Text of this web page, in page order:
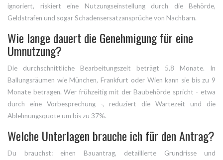
ignoriert, riskiert eine Nutzungseinstellung durch die Behörde,
Geldstrafen und sogar Schadensersatzansprüche von Nachbarn.
Wie lange dauert die Genehmigung für eine
Umnutzung?
Die durchschnittliche Bearbeitungszeit beträgt 5,8 Monate. In
Ballungsräumen wie München, Frankfurt oder Wien kann sie bis zu 9
Monate betragen. Wer frühzeitig mit der Baubehörde spricht - etwa
durch eine Vorbesprechung -, reduziert die Wartezeit und die
Ablehnungsquote um bis zu 37%.
Welche Unterlagen brauche ich für den Antrag?
Du brauchst: einen Bauantrag, detaillierte Grundrisse und